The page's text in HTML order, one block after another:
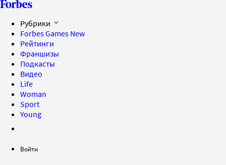
Рубрики
Forbes Games New
Рейтинги
Франшизы
Подкасты
Видео
Life
Woman
Sport
Young
Войти